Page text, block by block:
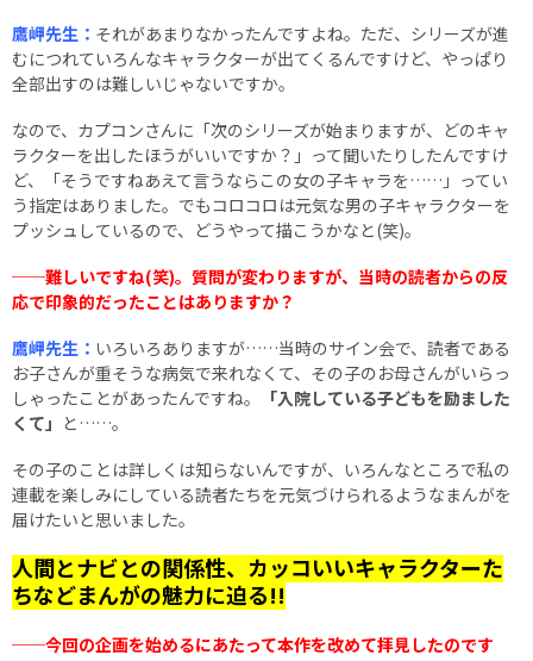
鷹岬先生： それがあまりなかったんですよね。ただ、シリーズが進
むにつれていろんなキャラクターが出てくるんですけど、やっぱり
全部出すのは難しいじゃないですか。
なので、カプコンさんに「次のシリーズが始まりますが、どのキャ
ラクターを出したほうがいいですか？」って聞いたりしたんですけ
ど、「そうですねあえて言うならこの女の子キャラを……」ってい
う指定はありました。でもコロコロは元気な男の子キャラクターを
プッシュしているので、どうやって描こうかなと(笑)。
──難しいですね(笑)。質問が変わりますが、当時の読者からの反
応で印象的だったことはありますか？
鷹岬先生： いろいろありますが……当時のサイン会で、読者である
お子さんが重そうな病気で来れなくて、その子のお母さんがいらっ
しゃったことがあったんですね。
「入院している子どもを励ました
くて」 と……。
その子のことは詳しくは知らないんですが、いろんなところで私の
連載を楽しみにしている読者たちを元気づけられるようなまんがを
届けたいと思いました。
人間とナビとの関係性、カッコいいキャラクターた
ちなどまんがの魅力に迫る!!
──今回の企画を始めるにあたって本作を改めて拝見したのです